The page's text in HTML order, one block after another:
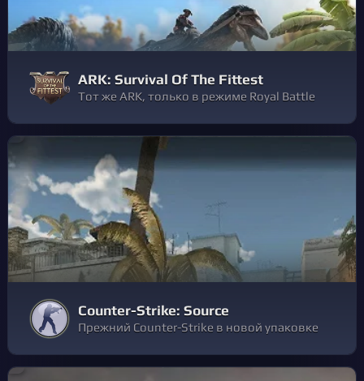
ARK: Survival Of The Fittest
Тот же ARK, только в режиме Royal Battle
Counter-Strike: Source
Прежний Counter-Strike в новой упаковке